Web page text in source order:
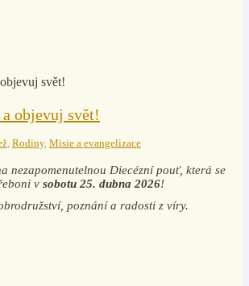
objevuj svět!
, Rodiny, Misie a evangelizace
nezapomenutelnou Diecézní pouť, která se
v sobotu 25. dubna 2026!
poznání a radosti z víry.